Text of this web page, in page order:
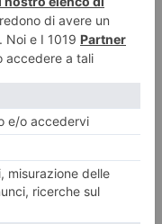
riformatrice
anche sulle strade del